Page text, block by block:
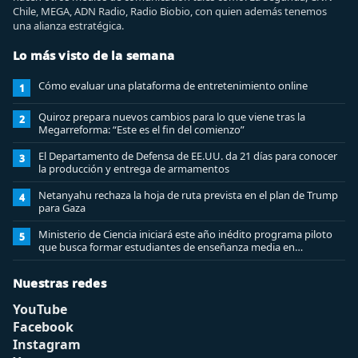
Chile, MEGA, ADN Radio, Radio Biobio, con quien además tenemos
una alianza estratégica.
Lo más visto de la semana
1 Cómo evaluar una plataforma de entretenimiento online
2
Quiroz prepara nuevos cambios para lo que viene tras la
Megarreforma: “Este es el fin del comienzo”
3
El Departamento de Defensa de EE.UU. da 21 días para conocer
la producción y entrega de armamentos
4
Netanyahu rechaza la hoja de ruta prevista en el plan de Trump
para Gaza
5
Ministerio de Ciencia iniciará este año inédito programa piloto
que busca formar estudiantes de enseñanza media en
ciberseguridad
Nuestras redes
YouTube
Facebook
Instagram